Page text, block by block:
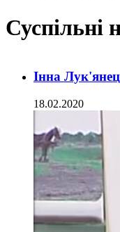
Суспільні
Інна
18.02.2020